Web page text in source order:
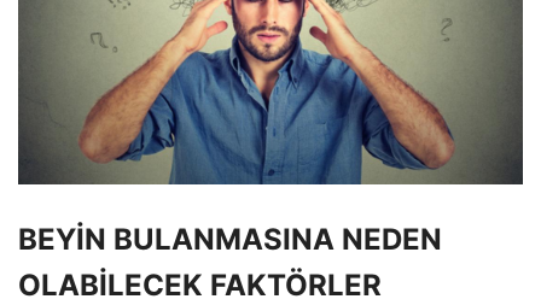
BEYİN BULANMASINA NEDEN
OLABİLECEK FAKTÖRLER